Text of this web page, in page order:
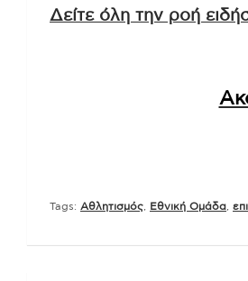
Δείτε όλη την ροή
Tags: Αθλητισμός Εθνική Ομάδα